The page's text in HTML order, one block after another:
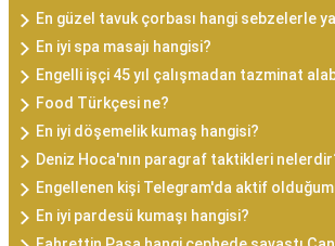
En güzel tavuk çorbası hangi sebzelerle
En iyi spa masajı hangisi?
Engelli işçi 45 yıl çalışmadan tazminat
Food Türkçesi ne?
En iyi döşemelik kumaş hangisi?
Deniz Hoca'nın paragraf taktikleri
Engellenen kişi Telegram'da aktif
En iyi pardesü kumaşı hangisi?